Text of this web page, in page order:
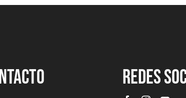
REDES